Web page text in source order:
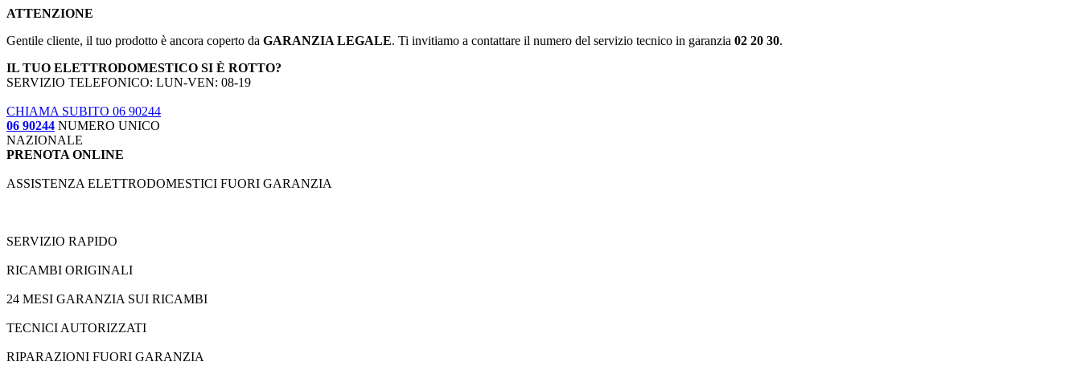
ATTENZIONE
Gentile cliente, il tuo prodotto è ancora coperto da GARANZIA LEGALE. Ti invitiamo a contattare il numero del servizio tecnico in garanzia 02 20 30.
IL TUO ELETTRODOMESTICO SI È ROTTO?
SERVIZIO TELEFONICO: LUN-VEN: 08-19
CHIAMA SUBITO 06 90244
06 90244 NUMERO UNICO
NAZIONALE
PRENOTA ONLINE
ASSISTENZA ELETTRODOMESTICI FUORI GARANZIA
SERVIZIO RAPIDO
RICAMBI ORIGINALI
24 MESI GARANZIA SUI RICAMBI
TECNICI AUTORIZZATI
RIPARAZIONI FUORI GARANZIA